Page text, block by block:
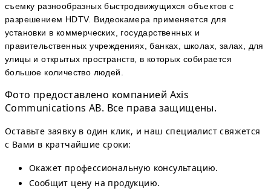
съемку разнообразных быстродвижущихся объектов с
разрешением HDTV. Видеокамера применяется для
установки в коммерческих, государственных и
правительственных учреждениях, банках, школах, залах, для
улицы и открытых пространств, в которых собирается
большое количество людей.
Фото предоставлено компанией Axis
Communications AB. Все права защищены.
Оставьте заявку в один клик, и наш специалист свяжется
с Вами в кратчайшие сроки:
Окажет профессиональную консультацию.
Сообщит цену на продукцию.